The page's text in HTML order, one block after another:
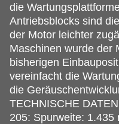
die
Antriebsblocks sind
der Motor leichter
Maschinen wurde der
bisherigen
vereinfacht die
die
TECHNISCHE
205: Spurweite: 1.435